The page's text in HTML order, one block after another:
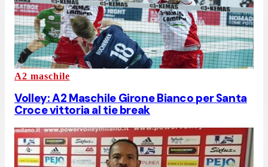
A2 maschile
Volley: A2 Maschile Girone Bianco per Santa
Croce vittoria al tie break